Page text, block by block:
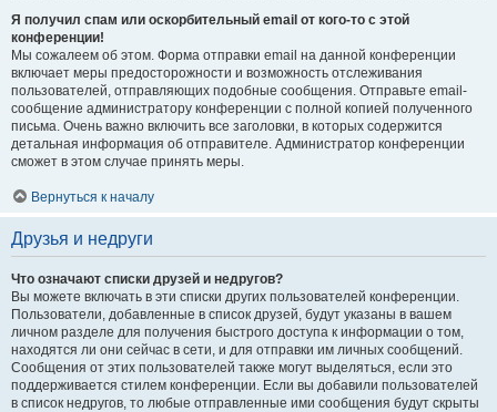
Я получил спам или оскорбительный email от кого-то с этой
конференции!
Мы сожалеем об этом. Форма отправки email на данной конференции
включает меры предосторожности и возможность отслеживания
пользователей, отправляющих подобные сообщения. Отправьте email-
сообщение администратору конференции с полной копией полученного
письма. Очень важно включить все заголовки, в которых содержится
детальная информация об отправителе. Администратор конференции
сможет в этом случае принять меры.
Вернуться к началу
Друзья и недруги
Что означают списки друзей и недругов?
Вы можете включать в эти списки других пользователей конференции.
Пользователи, добавленные в список друзей, будут указаны в вашем
личном разделе для получения быстрого доступа к информации о том,
находятся ли они сейчас в сети, и для отправки им личных сообщений.
Сообщения от этих пользователей также могут выделяться, если это
поддерживается стилем конференции. Если вы добавили пользователей
в список недругов, то любые отправленные ими сообщения будут скрыты